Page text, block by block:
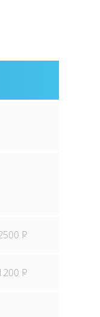
P
P